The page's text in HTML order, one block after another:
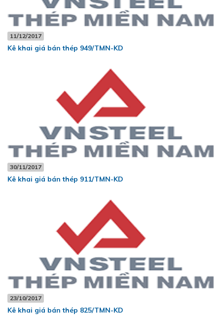
11/12/2017
Kê khai giá bán thép 949/TMN-KD
30/11/2017
Kê khai giá bán thép 911/TMN-KD
23/10/2017
Kê khai giá bán thép 825/TMN-KD